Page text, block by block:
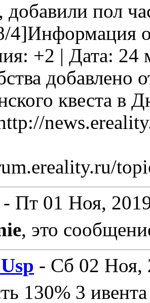
, добавили пол
+2 | Дата: 24
добавлено
квеста в
- Пт 01 Ноя,
, это
- Сб 02 Ноя,
130% 3